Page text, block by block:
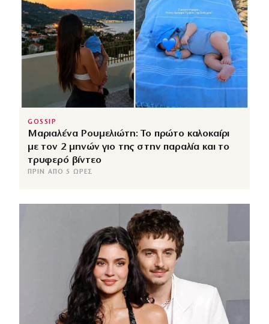
GOSSIP
Μαριαλένα Ρουμελιώτη: Το πρώτο καλοκαίρι
με τον 2 μηνών γιο της στην παραλία και το
τρυφερό βίντεο
ΠΡΙΝ ΑΠΌ 5 ΏΡΕΣ